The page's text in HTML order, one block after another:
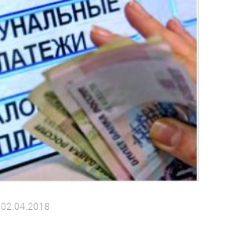
02.04.2018